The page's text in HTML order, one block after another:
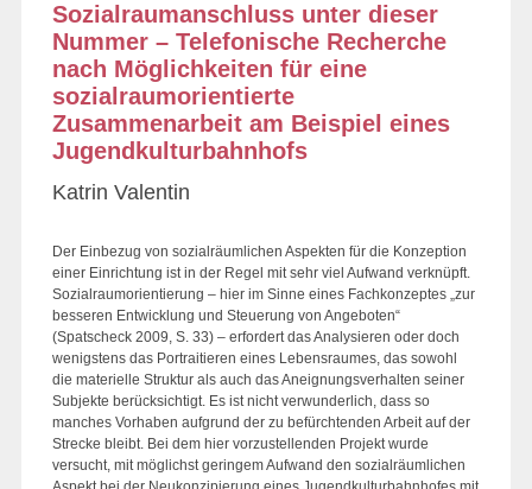
Sozialraumanschluss unter dieser
Nummer – Telefonische Recherche
nach Möglichkeiten für eine
sozialraumorientierte
Zusammenarbeit am Beispiel eines
Jugendkulturbahnhofs
Katrin Valentin
Der Einbezug von sozialräumlichen Aspekten für die Konzeption
einer Einrichtung ist in der Regel mit sehr viel Aufwand verknüpft.
Sozialraumorientierung – hier im Sinne eines Fachkonzeptes „zur
besseren Entwicklung und Steuerung von Angeboten“
(Spatscheck 2009, S. 33) – erfordert das Analysieren oder doch
wenigstens das Portraitieren eines Lebensraumes, das sowohl
die materielle Struktur als auch das Aneignungsverhalten seiner
Subjekte berücksichtigt. Es ist nicht verwunderlich, dass so
manches Vorhaben aufgrund der zu befürchtenden Arbeit auf der
Strecke bleibt. Bei dem hier vorzustellenden Projekt wurde
versucht, mit möglichst geringem Aufwand den sozialräumlichen